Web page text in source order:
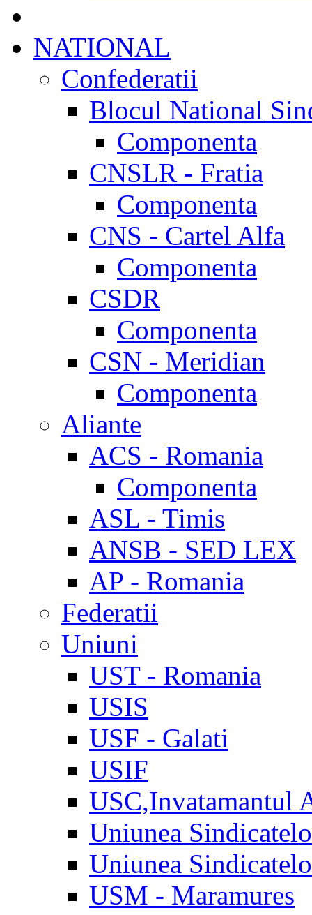
NATIONAL
Confederatii
Blocul National
Componenta
CNSLR - Fratia
Componenta
CNS - Cartel Alfa
Componenta
CSDR
Componenta
CSN - Meridian
Componenta
Aliante
ACS - Romania
Componenta
ASL - Timis
ANSB - SED LEX
AP - Romania
Federatii
Uniuni
UST - Romania
USIS
USF - Galati
USIF
USC,Invatamantul
Uniunea
Uniunea
USM - Maramures